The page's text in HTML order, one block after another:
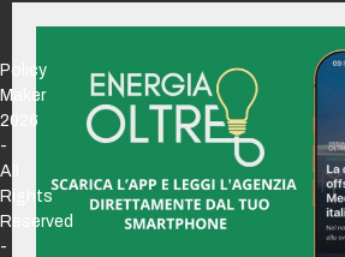
Policy
Maker
2026
-
All
Rights
Reserved
-